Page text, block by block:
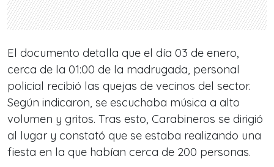
El documento detalla que el día 03 de enero,
cerca de la 01:00 de la madrugada, personal
policial recibió las quejas de vecinos del sector.
Según indicaron, se escuchaba música a alto
volumen y gritos. Tras esto, Carabineros se dirigió
al lugar y constató que se estaba realizando una
fiesta en la que habían cerca de 200 personas.